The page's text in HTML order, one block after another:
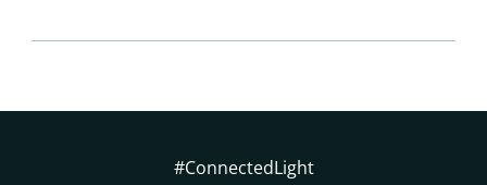
#ConnectedLight